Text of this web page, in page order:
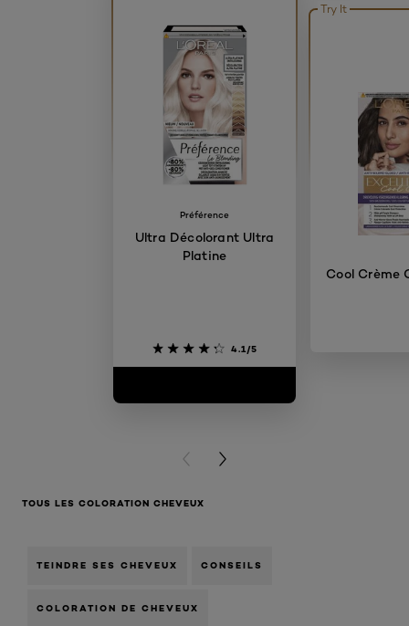
Préférence
Ultra Décolorant Ultra
Platine
4.1/5
Try It
Cool Crème
PREVIOUS CARD
NEXT CARD
TOUS LES COLORATION CHEVEUX
TEINDRE SES CHEVEUX CONSEILS
COLORATION DE CHEVEUX